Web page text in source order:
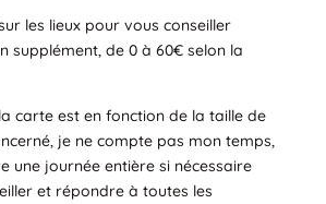
les lieux pour vous conseiller
supplément, de 0 à 60€ selon la
carte est en fonction de la taille de
je ne compte pas mon temps,
une journée entière si nécessaire
et répondre à toutes les